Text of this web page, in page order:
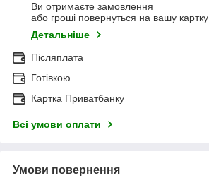
Ви отримаєте замовлення
або гроші повернуться на вашу картку
Детальніше
Післяплата
Готівкою
Картка Приватбанку
Всі умови оплати
Умови повернення